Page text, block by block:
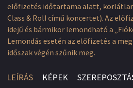
előfizetés időtartama alatt,
Class & Roll című koncertet). Az
idejű és bármikor lemondható a
Lemondás esetén az előfizetés a
időszak végén szűnik meg.
LEÍRÁS KÉPEK